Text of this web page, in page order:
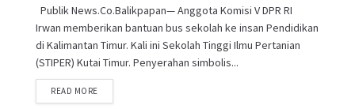
Publik News.Co.Balikpapan— Anggota Komisi V DPR RI
Irwan memberikan bantuan bus sekolah ke insan Pendidikan
di Kalimantan Timur. Kali ini Sekolah Tinggi Ilmu Pertanian
(STIPER) Kutai Timur. Penyerahan simbolis...
READ MORE